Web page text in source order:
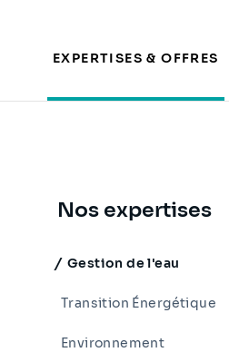
EXPERTISES & OFFRES
Nos expertises
Gestion de l'eau
Transition Énergétique
Environnement